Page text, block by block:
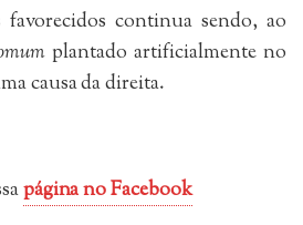
continua sendo, ao
plantado artificialmente no
causa da direita.
página no Facebook